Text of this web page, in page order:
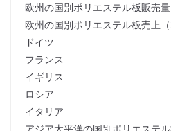
欧州の国別ポリエステル板販売量
欧州の国別ポリエステル板売上（
ドイツ
フランス
イギリス
ロシア
イタリア